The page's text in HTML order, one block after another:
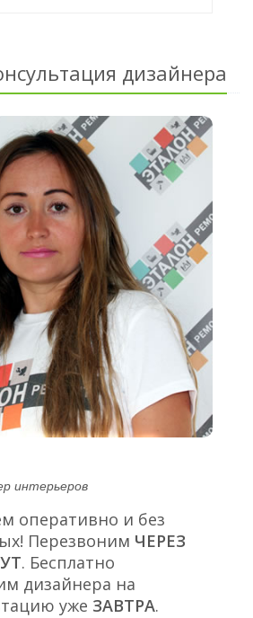
дизайнера
интерьеров
оперативно и без
Перезвоним ЧЕРЕЗ
. Бесплатно
дизайнера на
уже ЗАВТРА.